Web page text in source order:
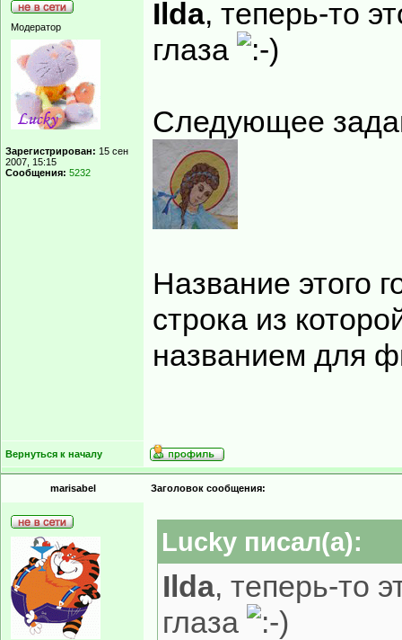
Модератор
Зарегистрирован: 15 сен
2007, 15:15
Сообщения: 5232
Ilda, теперь-то
глаза
Следующее
Название этого
строка из
названием для
Вернуться к началу
marisabel Заголовок сообщения:
Lucky писал(а):
Ilda, теперь-то
глаза